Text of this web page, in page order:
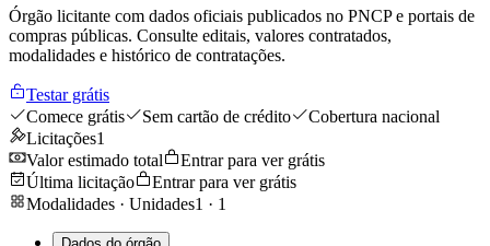
Órgão licitante com dados oficiais publicados no PNCP e portais de
compras públicas. Consulte editais, valores contratados,
modalidades e histórico de contratações.
Testar grátis
Comece grátis
Sem cartão de crédito
Cobertura nacional
Licitações1
Valor estimado total
Entrar para ver grátis
Última licitação
Entrar para ver grátis
Modalidades · Unidades1 · 1